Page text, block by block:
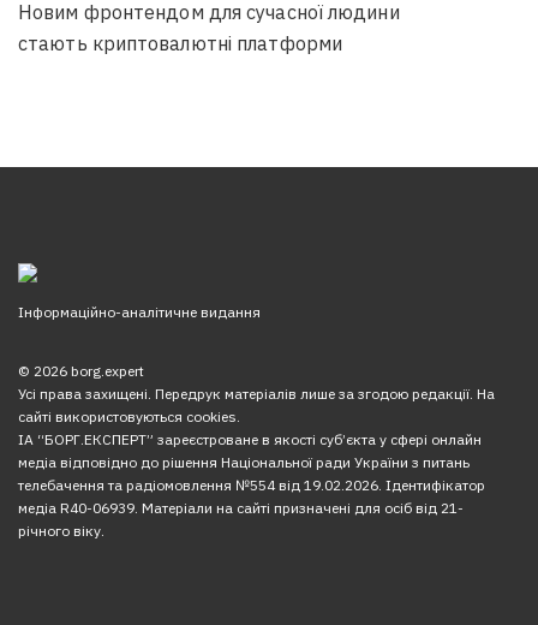
Новим фронтендом для сучасної людини
стають криптовалютні платформи
Інформаційно-аналітичне видання
© 2026 borg.expert
Усі права захищені. Передрук матеріалів лише за згодою редакції. На
сайті використовуються cookies.
ІА “БОРГ.ЕКСПЕРТ” зареєстроване в якості суб’єкта у сфері онлайн
медіа відповідно до рішення Національної ради України з питань
телебачення та радіомовлення №554 від 19.02.2026. Ідентифікатор
медіа R40-06939. Матеріали на сайті призначені для осіб від 21-
річного віку.